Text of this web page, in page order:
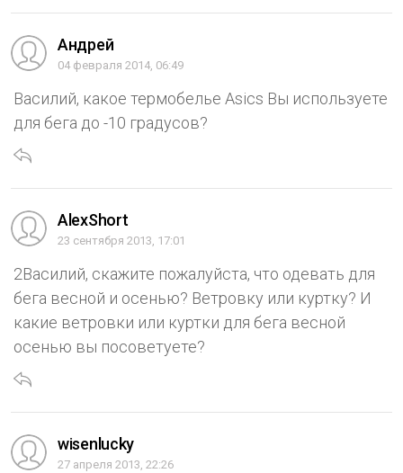
Андрей
04 февраля 2014, 06:49
Василий, какое термобелье Asics Вы используете
для бега до -10 градусов?
AlexShort
23 сентября 2013, 17:01
2Василий, скажите пожалуйста, что одевать для
бега весной и осенью? Ветровку или куртку? И
какие ветровки или куртки для бега весной
осенью вы посоветуете?
wisenlucky
27 апреля 2013, 22:26